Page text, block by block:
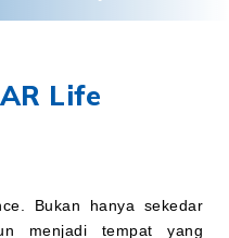
Life
Bukan hanya sekedar
menjadi tempat yang